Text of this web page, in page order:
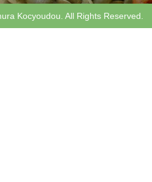
Kocyoudou. All Rights Reserved.